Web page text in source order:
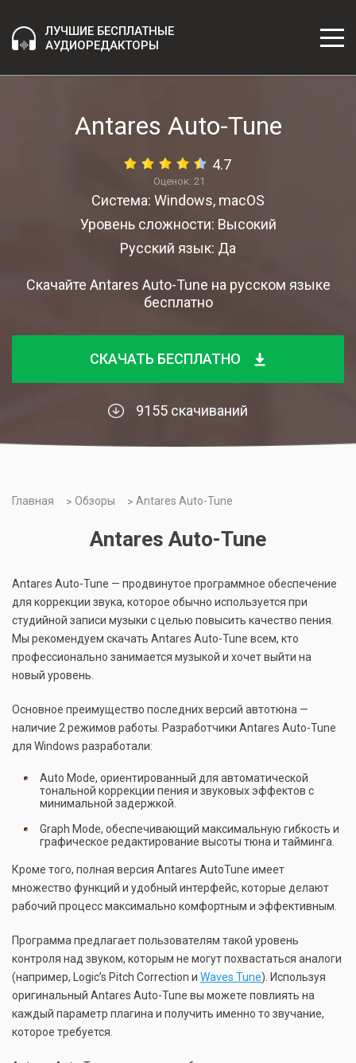
ЛУЧШИЕ БЕСПЛАТНЫЕ
АУДИОРЕДАКТОРЫ
Antares Auto-Tune
4.7
Оценок:21
Система: Windows, macOS
Уровень сложности: Высокий
Русский язык: Да
Скачайте Antares Auto-Tune на русском языке
бесплатно
СКАЧАТЬ БЕСПЛАТНО
9155 скачиваний
Главная Обзоры Antares Auto-Tune
Antares Auto-Tune
Antares Auto-Tune — продвинутое программное обеспечение
для коррекции звука, которое обычно используется при
студийной записи музыки с целью повысить качество пения.
Мы рекомендуем скачать Antares Auto-Tune всем, кто
профессионально занимается музыкой и хочет выйти на
новый уровень.
Основное преимущество последних версий автотюна —
наличие 2 режимов работы. Разработчики Antares Auto-Tune
для Windows разработали:
Auto Mode, ориентированный для автоматической
тональной коррекции пения и звуковых эффектов с
минимальной задержкой.
Graph Mode, обеспечивающий максимальную гибкость и
графическое редактирование высоты тюна и тайминга.
Кроме того, полная версия Antares AutoTune имеет
множество функций и удобный интерфейс, которые делают
рабочий процесс максимально комфортным и эффективным.
Программа предлагает пользователям такой уровень
контроля над звуком, которым не могут похвастаться аналоги
(например, Logic’s Pitch Correction и Waves Tune). Используя
оригинальный Antares Auto-Tune вы можете повлиять на
каждый параметр плагина и получить именно то звучание,
которое требуется.